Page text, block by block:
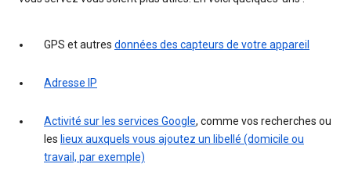
GPS et autres données des capteurs de votre appareil
Adresse IP
Activité sur les services Google, comme vos recherches ou
les lieux auxquels vous ajoutez un libellé (domicile ou
travail, par exemple)